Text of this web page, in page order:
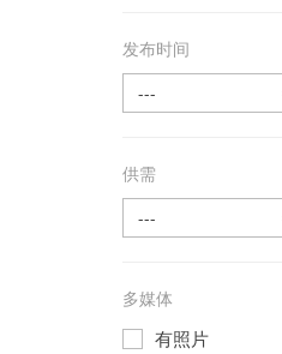
发布时间
供需
多媒体
有照片